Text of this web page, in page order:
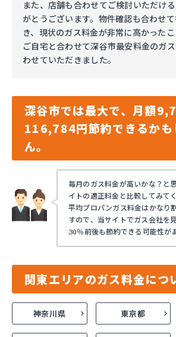
また、店舗も合わせてご検討いただけ
がとうございます。物件確認も合わせ
き、現状のガス料金が非常に高かった
ご自宅と合わせて深谷市最安料金のガ
わせていただきました。
深谷市では最大で、月額
116,784円節約できるかも
ん。
毎月のガス料金が高いかな？と
イトの適正料金と比較してみて
平均プロパンガス料金はかなり
すので、当サイトでガス会社を
30％前後も節約できる可能性が
関東エリアのガス料金につ
神奈川県 東京都